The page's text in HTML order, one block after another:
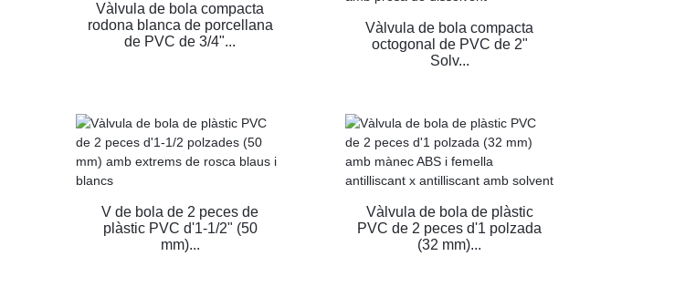
Vàlvula de bola compacta
rodona blanca de porcellana
de PVC de 3/4"...
Vàlvula de bola compacta
octogonal de PVC de 2"
Solv...
V de bola de 2 peces de
plàstic PVC d'1-1/2" (50
mm)...
Vàlvula de bola de plàstic
PVC de 2 peces d'1 polzada
(32 mm)...